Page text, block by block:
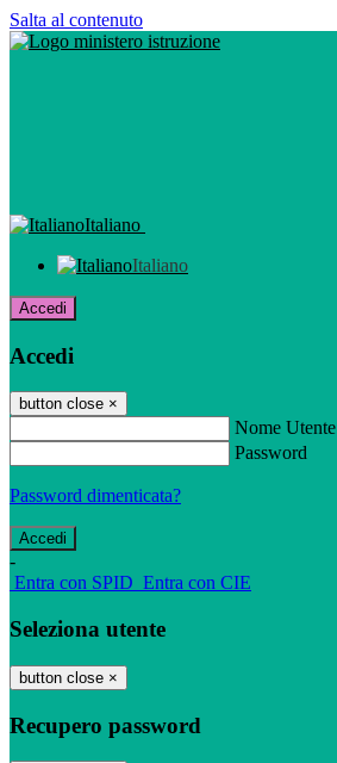
Salta al contenuto
Italiano
Italiano
Accedi
Accedi
button close ×
Nome Utente
Password
Password dimenticata?
-
Entra con SPID Entra con CIE
Seleziona utente
button close ×
Recupero password